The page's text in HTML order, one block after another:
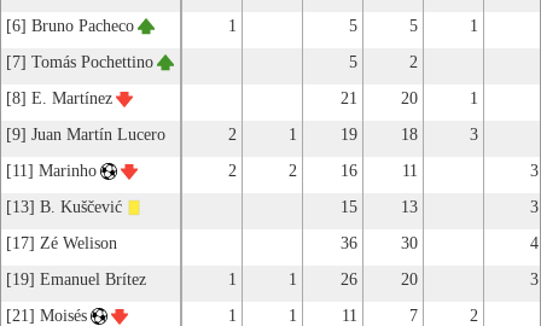
[6] Bruno Pacheco
1 5 5
1
[7] Tomás Pochettino
5
2
[8] E. Martínez
21 20
1
[9] Juan Martín Lucero
2 1 19 18
3
[11] Marinho
2 2 16 11
3
[13] B. Kuščević
15 13
3
[17] Zé Welison
36 30
4
[19] Emanuel Brítez
1 1 26 20
3
[21] Moisés
1 1 11 7
2